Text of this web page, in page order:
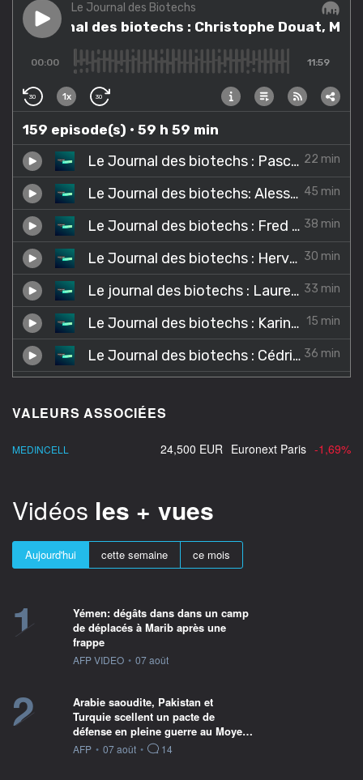
VALEURS ASSOCIÉES
MEDINCELL 24,500 EUR Euronext Paris -1,69%
Vidéos les + vues
Aujourd'hui cette semaine ce mois
1
Yémen: dégâts dans dans un camp
de déplacés à Marib après une
frappe
information fournie par
AFP VIDEO • 07 août
2
Arabie saoudite, Pakistan et
Turquie scellent un pacte de
défense en pleine guerre au Moye…
information fournie par
AFP • 07 août • 14